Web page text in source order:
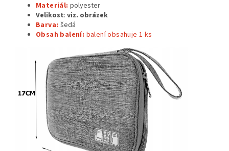
Materiál: polyester
Velikost: viz. obrázek
Barva: šedá
Obsah balení: balení obsahuje 1 ks